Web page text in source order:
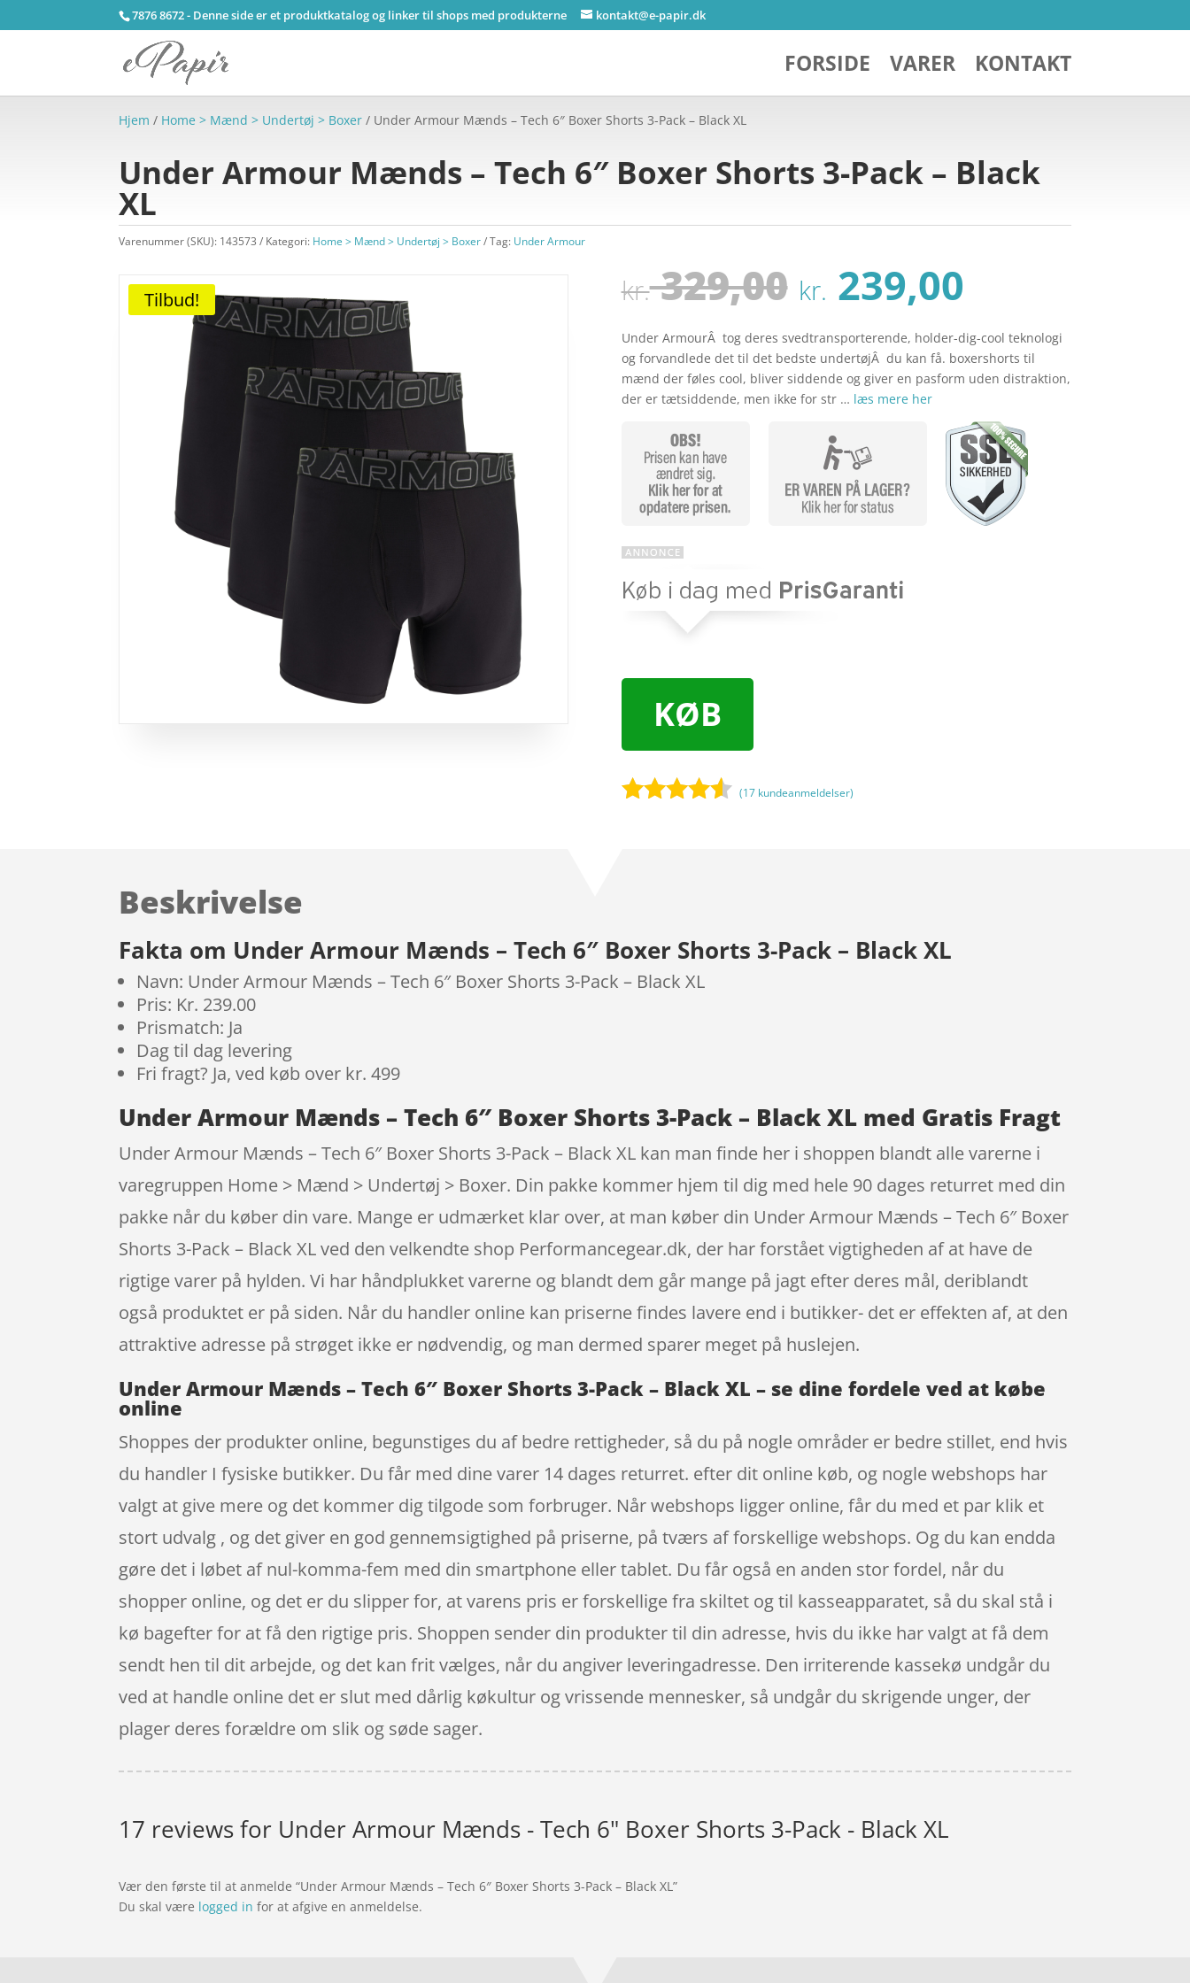
7876 8672 - Denne side er et produktkatalog og linker til shops med produkterne kontakt@e-papir.dk
FORSIDE VARER KONTAKT
Hjem / Home > Mænd > Undertøj > Boxer / Under Armour Mænds – Tech 6″ Boxer Shorts 3-Pack – Black XL
Under Armour Mænds – Tech 6″ Boxer Shorts 3-Pack – Black
XL
Varenummer (SKU): 143573 Kategori: Home > Mænd > Undertøj > Boxer Tag: Under Armour
Tilbud! kr.329,00 Den
oprindelige
pris
var:
kr. 329,00.
kr. 239,00
pris
er:
kr. 239,00.
Under ArmourÂ tog deres svedtransporterende, holder-dig-cool teknologi
og forvandlede det til det bedste undertøjÂ du kan få. boxershorts til
mænd der føles cool, bliver siddende og giver en pasform uden distraktion,
der er tætsiddende, men ikke for str … læs mere her
KØB
mmelser
(17 kundeanmeldelser)
Beskrivelse
Fakta om Under Armour Mænds – Tech 6″ Boxer Shorts 3-Pack – Black XL
Navn: Under Armour Mænds – Tech 6″ Boxer Shorts 3-Pack – Black XL
Pris: Kr. 239.00
Prismatch: Ja
Dag til dag levering
Fri fragt? Ja, ved køb over kr. 499
Under Armour Mænds – Tech 6″ Boxer Shorts 3-Pack – Black XL med Gratis Fragt
Under Armour Mænds – Tech 6″ Boxer Shorts 3-Pack – Black XL kan man finde her i shoppen blandt alle varerne i
varegruppen Home > Mænd > Undertøj > Boxer. Din pakke kommer hjem til dig med hele 90 dages returret med din
pakke når du køber din vare. Mange er udmærket klar over, at man køber din Under Armour Mænds – Tech 6″ Boxer
Shorts 3-Pack – Black XL ved den velkendte shop Performancegear.dk, der har forstået vigtigheden af at have de
rigtige varer på hylden. Vi har håndplukket varerne og blandt dem går mange på jagt efter deres mål, deriblandt
også produktet er på siden. Når du handler online kan priserne findes lavere end i butikker- det er effekten af, at den
attraktive adresse på strøget ikke er nødvendig, og man dermed sparer meget på huslejen.
Under Armour Mænds – Tech 6″ Boxer Shorts 3-Pack – Black XL – se dine fordele ved at købe
online
Shoppes der produkter online, begunstiges du af bedre rettigheder, så du på nogle områder er bedre stillet, end hvis
du handler I fysiske butikker. Du får med dine varer 14 dages returret. efter dit online køb, og nogle webshops har
valgt at give mere og det kommer dig tilgode som forbruger. Når webshops ligger online, får du med et par klik et
stort udvalg , og det giver en god gennemsigtighed på priserne, på tværs af forskellige webshops. Og du kan endda
gøre det i løbet af nul-komma-fem med din smartphone eller tablet. Du får også en anden stor fordel, når du
shopper online, og det er du slipper for, at varens pris er forskellige fra skiltet og til kasseapparatet, så du skal stå i
kø bagefter for at få den rigtige pris. Shoppen sender din produkter til din adresse, hvis du ikke har valgt at få dem
sendt hen til dit arbejde, og det kan frit vælges, når du angiver leveringadresse. Den irriterende kassekø undgår du
ved at handle online det er slut med dårlig køkultur og vrissende mennesker, så undgår du skrigende unger, der
plager deres forældre om slik og søde sager.
17 reviews for Under Armour Mænds - Tech 6" Boxer Shorts 3-Pack - Black XL
Vær den første til at anmelde “Under Armour Mænds – Tech 6″ Boxer Shorts 3-Pack – Black XL”
Du skal være logged in for at afgive en anmeldelse.